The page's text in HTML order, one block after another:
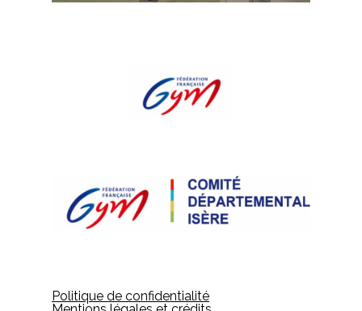
Politique de confidentialité